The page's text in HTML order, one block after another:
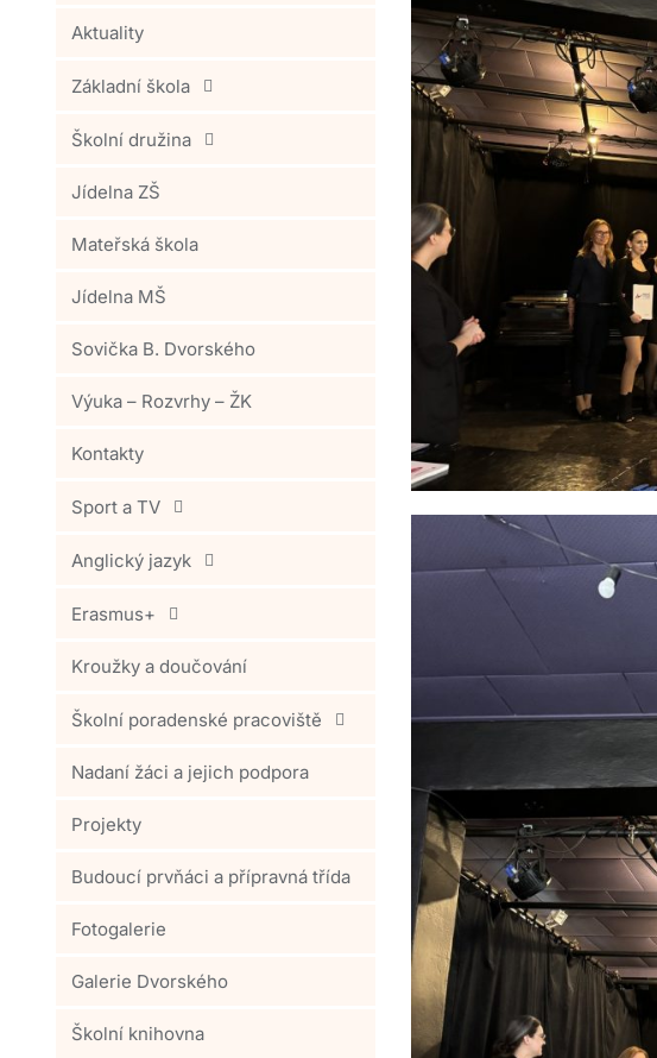
Aktuality
Základní škola
Školní družina
Jídelna ZŠ
Mateřská škola
Jídelna MŠ
Sovička B. Dvorského
Výuka – Rozvrhy – ŽK
Kontakty
Sport a TV
Anglický jazyk
Erasmus+
Kroužky a doučování
Školní poradenské pracoviště
Nadaní žáci a jejich podpora
Projekty
Budoucí prvňáci a přípravná třída
Fotogalerie
Galerie Dvorského
Školní knihovna